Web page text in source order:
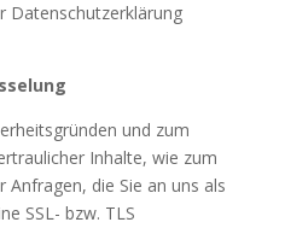
Datenschutzerklärung
und zum
Inhalte, wie zum
Anfragen, die Sie an uns als
SSL- bzw. TLS